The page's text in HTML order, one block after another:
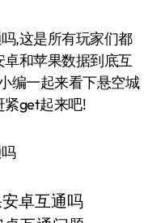
和苹果数据到底互
编一起来看下悬空城
紧get起来吧!